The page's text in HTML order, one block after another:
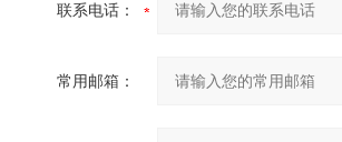
联系电话：
常用邮箱：